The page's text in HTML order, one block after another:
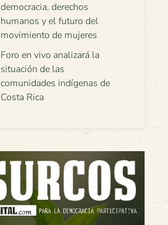
democracia, derechos
humanos y el futuro del
movimiento de mujeres
Foro en vivo analizará la
situación de las
comunidades indígenas de
Costa Rica